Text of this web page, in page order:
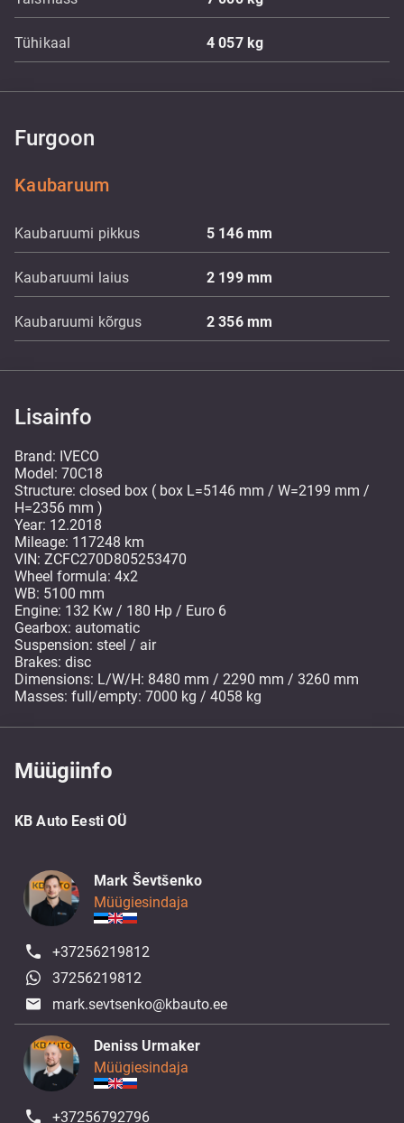
Tühikaal 4 057 kg
Furgoon
Kaubaruum
Kaubaruumi pikkus 5 146 mm
Kaubaruumi laius 2 199 mm
Kaubaruumi kõrgus 2 356 mm
Lisainfo
Brand: IVECO
Model: 70C18
Structure: closed box ( box L=5146 mm / W=2199 mm /
H=2356 mm )
Year: 12.2018
Mileage: 117248 km
VIN: ZCFC270D805253470
Wheel formula: 4x2
WB: 5100 mm
Engine: 132 Kw / 180 Hp / Euro 6
Gearbox: automatic
Suspension: steel / air
Brakes: disc
Dimensions: L/W/H: 8480 mm / 2290 mm / 3260 mm
Masses: full/empty: 7000 kg / 4058 kg
Müügiinfo
KB Auto Eesti OÜ
Mark Ševtšenko
Müügiesindaja
+37256219812
37256219812
mark.sevtsenko@kbauto.ee
Deniss Urmaker
Müügiesindaja
+37256792796